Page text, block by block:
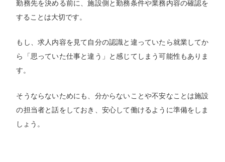
勤務先を決める前に、施設側と勤務条件や業務内容の確認を
することは大切です。
もし、求人内容を見て自分の認識と違っていたら就業してか
ら「思っていた仕事と違う」と感じてしまう可能性もありま
す。
そうならないためにも、分からないことや不安なことは施設
の担当者と話をしておき、安心して働けるように準備をしま
しょう。